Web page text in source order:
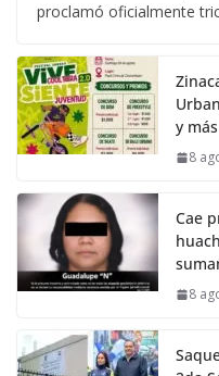
proclamó oficialmente
y más
8
Cae
8